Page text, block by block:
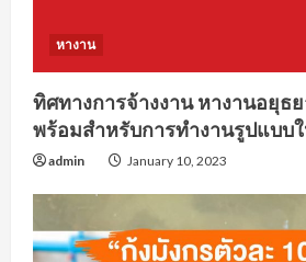
หางาน
ทิศทางการจ้างงาน หางานอยุธ
พร้อมสำหรับการทำงานรูปแบบ
admin January 10, 2023